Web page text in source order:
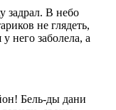
задрал. В небо
не глядеть,
него заболела, а
Бель-ды дани